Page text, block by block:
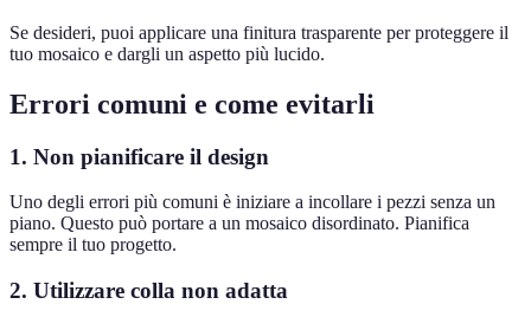
Se desideri, puoi applicare una finitura trasparente per proteggere il
tuo mosaico e dargli un aspetto più lucido.
Errori comuni e come evitarli
1. Non pianificare il design
Uno degli errori più comuni è iniziare a incollare i pezzi senza un
piano. Questo può portare a un mosaico disordinato. Pianifica
sempre il tuo progetto.
2. Utilizzare colla non adatta